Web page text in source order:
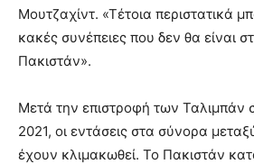
Μουτζαχίντ. «Τέτοια περιστατικά
κακές συνέπειες που δεν θα είναι
Πακιστάν».
Μετά την επιστροφή των Ταλιμπάν
2021, οι εντάσεις στα σύνορα
έχουν κλιμακωθεί. Το Πακιστάν